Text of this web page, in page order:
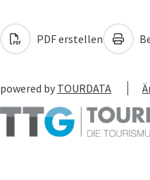
PDF erstellen
powered by TOURDATA